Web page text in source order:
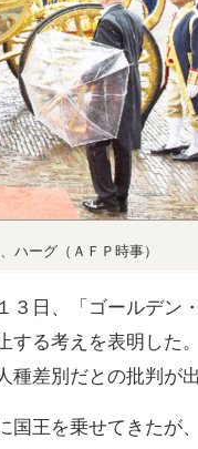
ハーグ（ＡＦＰ時事）
日、「ゴールデン・
する考えを表明した
差別だとの批判が出
王を乗せてきたが